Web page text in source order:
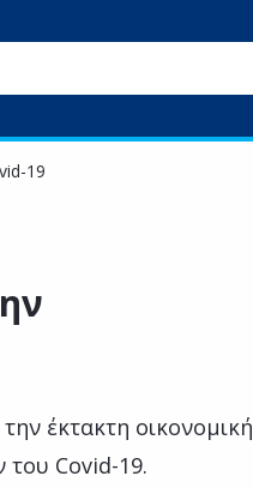
19
έκτακτη οικονομική
του Covid-19.